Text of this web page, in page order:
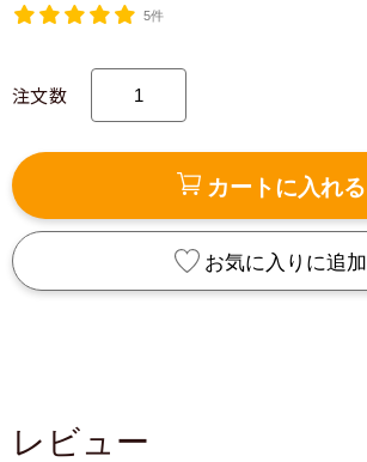
5件
注文数
カートに入れる
お気に入りに追加
レビュー